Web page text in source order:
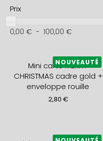
Prix
0,00 € - 100,00 €
Mini carte MERRY
CHRISTMAS cadre gold +
enveloppe rouille
2,80 €
NOUVEAUTÉ